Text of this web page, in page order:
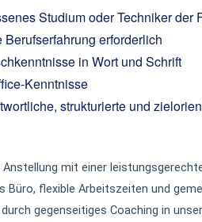
Studium oder Techniker
Berufserfahrung erforderlich
in Wort und Schrift
Kenntnisse
strukturierte und
mit einer
Büro, flexible Arbeitszeiten und
gegenseitiges Coaching in